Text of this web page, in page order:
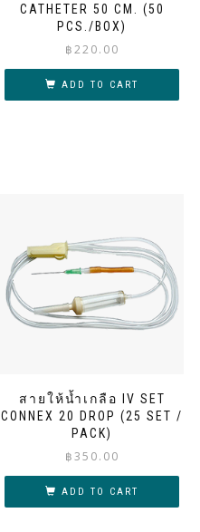
CATHETER 50 CM. (50
PCS./BOX)
฿220.00
ADD TO CART
สายให้น้ำเกลือ IV SET
CONNEX 20 DROP (25 SET /
PACK)
฿350.00
ADD TO CART